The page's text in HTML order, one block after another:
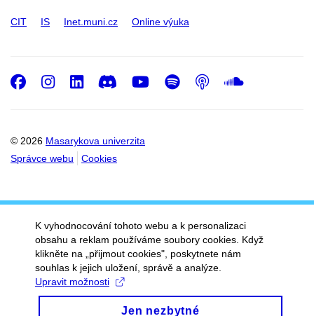
CIT IS Inet.muni.cz Online výuka
© 2026 Masarykova univerzita
Správce webu
Cookies
Facebook
Instagram
LinkedIn
DiscordYoutube
Spotify
Podcast
K vyhodnocování tohoto webu a k personalizaci
obsahu a reklam používáme soubory cookies. Když
klikněte na „přijmout cookies", poskytnete nám
souhlas k jejich uložení, správě a analýze.
Upravit možnosti
Jen nezbytné